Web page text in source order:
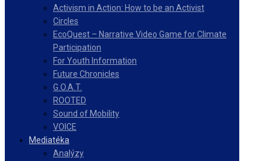
Activism in Action: How to be an Activist
Circles
EcoQuest – Narrative Video Game for Climate
Participation
For Youth Information
Future Chronicles
G.O.A.T.
ROOTED
Sound of Mobility
VOICE
Mediatéka
Analýzy